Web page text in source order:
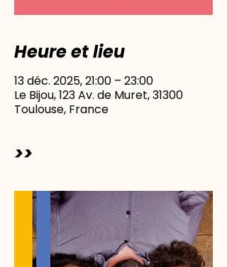
Heure et lieu
13 déc. 2025, 21:00 – 23:00
Le Bijou, 123 Av. de Muret, 31300
Toulouse, France
>>